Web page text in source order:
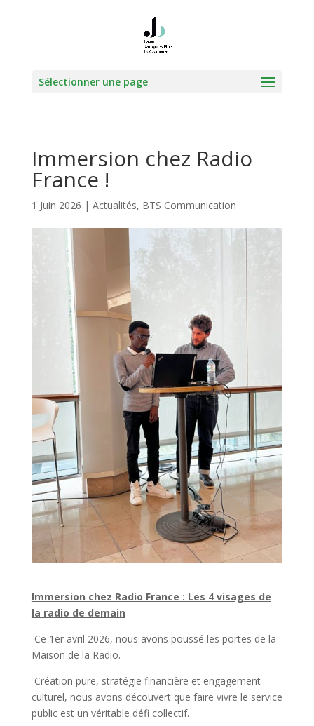
Sélectionner une page
Immersion chez Radio
France !
1 Juin 2026 | Actualités, BTS Communication
Immersion chez Radio France : Les 4 visages de
la radio de demain
Ce 1er avril 2026, nous avons poussé les portes de la
Maison de la Radio.
Création pure, stratégie financière et engagement
culturel, nous avons découvert que faire vivre le service
public est un véritable défi collectif.